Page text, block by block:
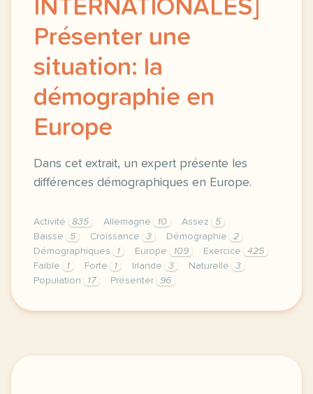
INTERNATIONALES]
Présenter une
situation: la
démographie en
Europe
Dans cet extrait, un expert présente les
différences démographiques en Europe.
Activité 835 Allemagne 10 Assez
5
Baisse
5 Croissance 3 Démographie
2
Démographiques
1 Europe 109 Exercice
425
Faible
1 Forte 1 Irlande 3 Naturelle
3
Population
17 Présenter 96
exercice b1 relations internationales presenter